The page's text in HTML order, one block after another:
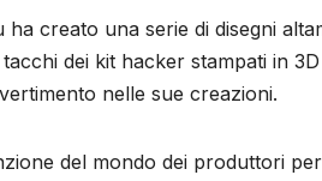
creato una serie di disegni
dei kit hacker stampati in
nelle sue creazioni.
del mondo dei produttori